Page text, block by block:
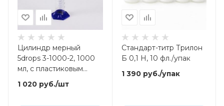
Цилиндр мерный
5drops 3-1000-2, 1000
мл, с пластиковым
основанием, с
носиком,
1 020 руб./шт
Стандарт-титр Трилон
Б 0,1 Н, 10 фл./упак
1 390руб./упак